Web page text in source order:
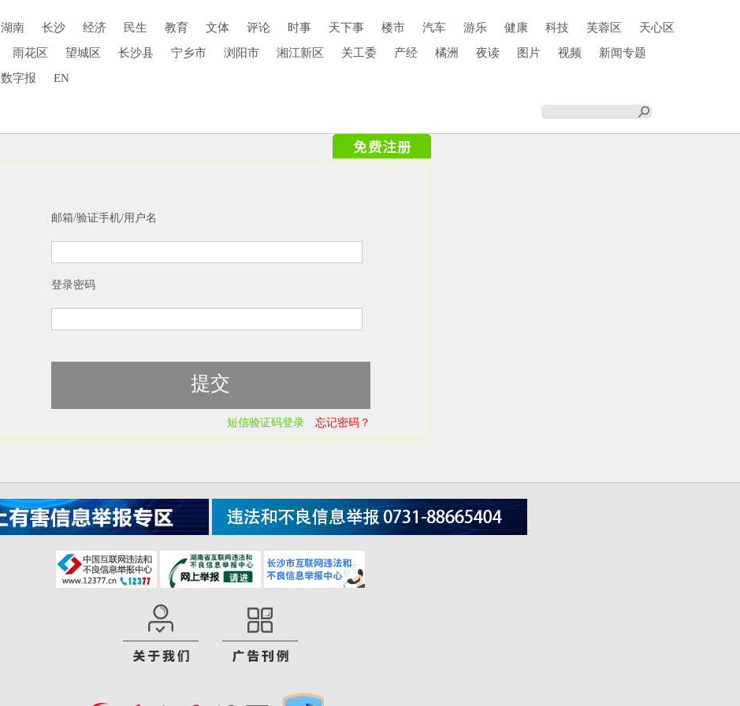
湖南 长沙 经济 民生 教育 文体 评论 时事 天下事 楼市 汽车 游乐 健康 科技 芙蓉区
天心区
雨花区 望城区 长沙县 宁乡市 浏阳市 湘江新区 关工委 产经 橘洲 夜读 图片 视频
新闻专题
数字报 EN
邮箱/验证手机/用户名
登录密码
短信验证码登录 忘记密码？